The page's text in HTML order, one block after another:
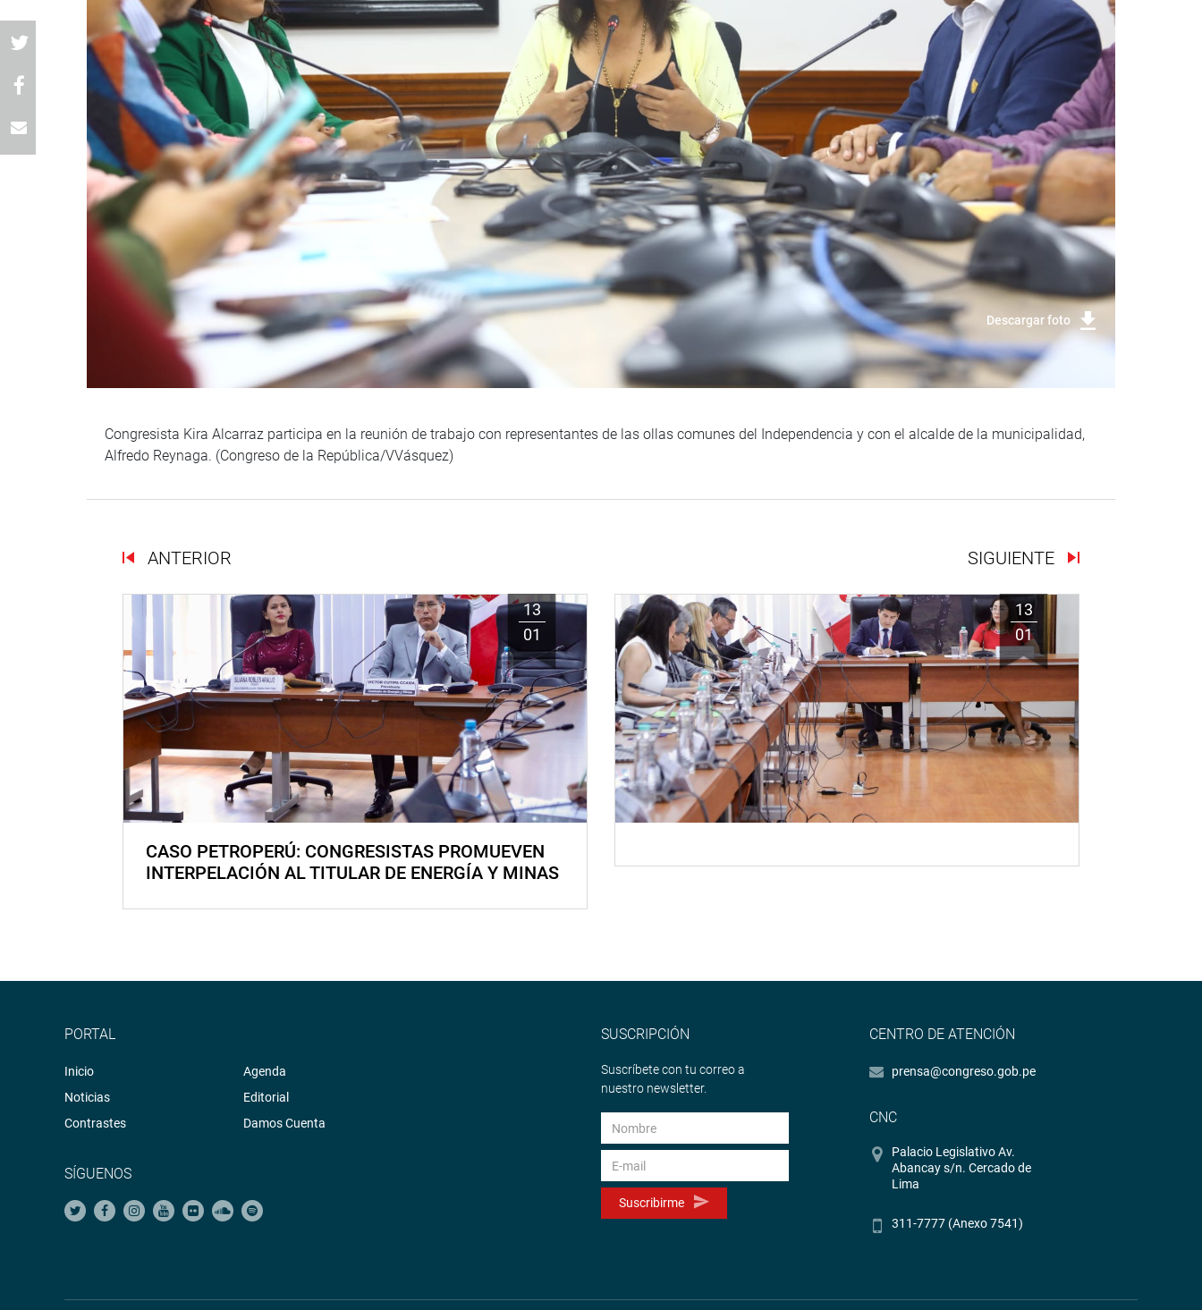
Descargar foto
Congresista Kira Alcarraz participa en la reunión de trabajo con representantes de las ollas comunes del Independencia y con el alcalde de la municipalidad,
Alfredo Reynaga. (Congreso de la República/VVásquez)
ANTERIOR SIGUIENTE
13
01
CASO PETROPERÚ: CONGRESISTAS PROMUEVEN
INTERPELACIÓN AL TITULAR DE ENERGÍA Y MINAS
13
01
PORTAL
Inicio
Noticias
Contrastes
Agenda
Editorial
Damos Cuenta
SÍGUENOS
SUSCRIPCIÓN
Suscríbete con tu correo a
nuestro newsletter.
Suscribirme
CENTRO DE ATENCIÓN
prensa@congreso.gob.pe
CNC
Palacio Legislativo Av.
Abancay s/n. Cercado de
Lima
311-7777 (Anexo 7541)